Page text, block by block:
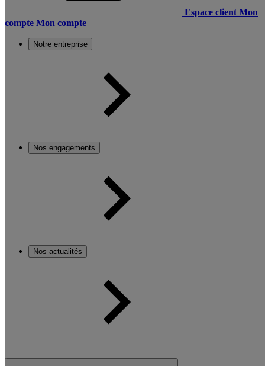
Espace client Mon
compte Mon compte
Notre entreprise
Nos engagements
Nos actualités